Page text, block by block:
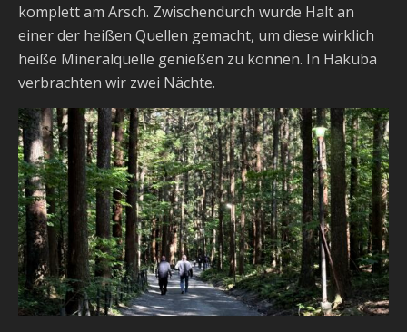
komplett am Arsch. Zwischendurch wurde Halt an
einer der heißen Quellen gemacht, um diese wirklich
heiße Mineralquelle genießen zu können. In Hakuba
verbrachten wir zwei Nächte.